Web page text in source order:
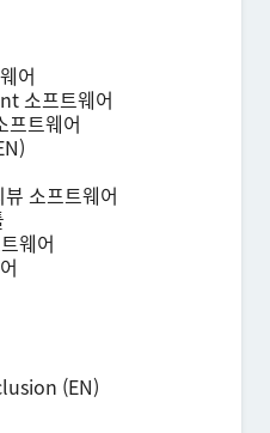
어
소프트웨어
프트웨어
소프트웨어
웨어
(EN)